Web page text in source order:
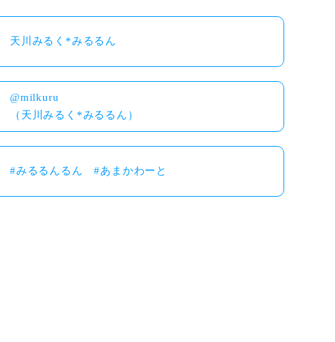
天川みるく*みるるん
milkuru
（天川みるく*みるるん）
#みるるんるん #あまかわーと